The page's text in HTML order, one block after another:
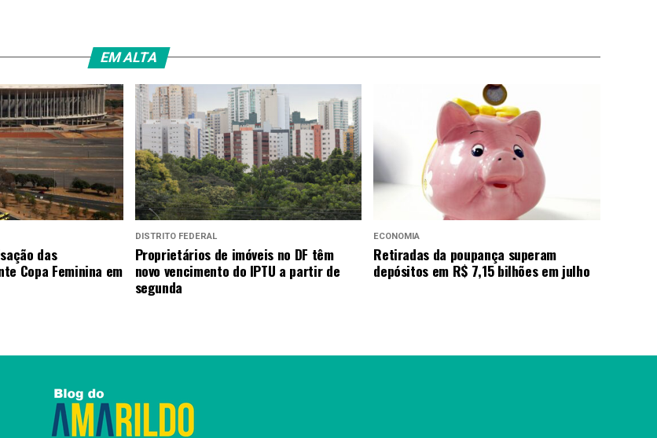
EM ALTA
das
Copa Feminina em
DISTRITO FEDERAL
Proprietários de imóveis no DF têm
novo vencimento do IPTU a partir de
segunda
ECONOMIA
Retiradas da poupança superam
depósitos em R$ 7,15 bilhões em julho